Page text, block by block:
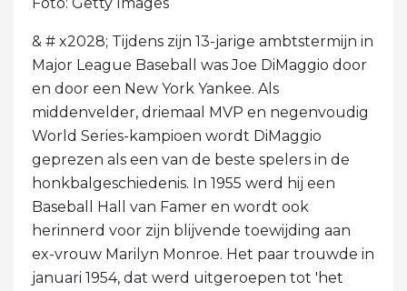
& # x2028; Tijdens zijn 13-jarige ambtstermijn in
Major League Baseball was Joe DiMaggio door
en door een New York Yankee. Als
middenvelder, driemaal MVP en negenvoudig
World Series-kampioen wordt DiMaggio
geprezen als een van de beste spelers in de
honkbalgeschiedenis. In 1955 werd hij een
Baseball Hall van Famer en wordt ook
herinnerd voor zijn blijvende toewijding aan
ex-vrouw Marilyn Monroe. Het paar trouwde in
januari 1954, dat werd uitgeroepen tot 'het